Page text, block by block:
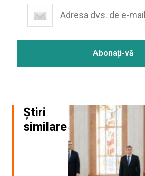
Știri
similare